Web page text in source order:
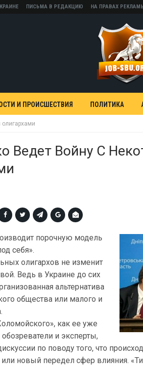
ПИСЬМА В РЕДАКЦИЮ НА ПРАВАХ
И ПРОИСШЕСТВИЯ ПОЛИТИКА
Ведет Войну С
порочную модель
себя».
олигархов не изменит
Ведь в Украине до сих
альтернатива
общества или малого и
как ее уже
и эксперты,
по поводу того, что
или новый передел сфер влияния.